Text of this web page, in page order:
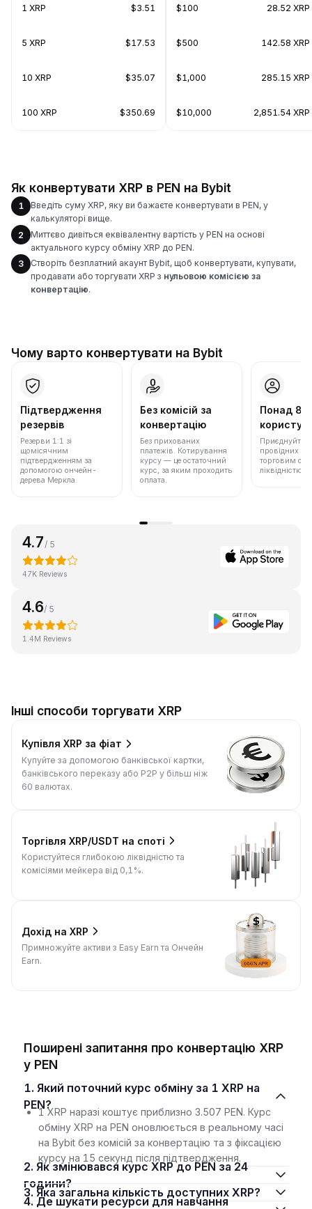
1 XRP $3.51
5 XRP $17.53
10 XRP $35.07
100 XRP $350.69
$100 28.52 XRP
$500 142.58 XRP
$1,000 285.15 XRP
$10,000 2,851.54 XRP
Як конвертувати XRP в PEN на Bybit
1
Введіть суму XRP, яку ви бажаєте конвертувати в PEN, у
калькуляторі вище.
2
Миттєво дивіться еквівалентну вартість у PEN на основі
актуального курсу обміну XRP до PEN.
3
Створіть безплатний акаунт Bybit, щоб конвертувати, купувати,
продавати або торгувати XRP з нульовою комісією за
конвертацію.
Чому варто конвертувати на Bybit
Підтвердження
резервів
Резерви 1:1 зі
щомісячним
підтвердженням за
допомогою ончейн-
дерева Меркла.
Без комісій за
конвертацію
Без прихованих
платежів. Котирування
курсу — це остаточний
курс, за яким проходить
оплата.
Понад 86
Приєднуйтеся
провідних
торговим
ліквідністю.
4.7/ 5
47K Reviews
4.6/ 5
1.4M Reviews
Інші способи торгувати XRP
Купівля XRP за фіат
Купуйте за допомогою банківської картки,
банківського переказу або P2P у більш ніж
60 валютах.
Торгівля XRP/USDT на споті
Користуйтеся глибокою ліквідністю та
комісіями мейкера від 0,1%.
Дохід на XRP
Примножуйте активи з Easy Earn та Ончейн
Earn.
Поширені запитання про конвертацію XRP
у PEN
1. Який поточний курс обміну за 1 XRP на
PEN?
1 XRP наразі коштує приблизно 3.507 PEN. Курс
обміну XRP на PEN оновлюється в реальному часі
на Bybit без комісій за конвертацію та з фіксацією
курсу на 15 секунд після підтвердження.
2. Як змінювався курс XRP до PEN за 24
години?
3. Яка загальна кількість доступних XRP?
4. Де шукати ресурси для навчання